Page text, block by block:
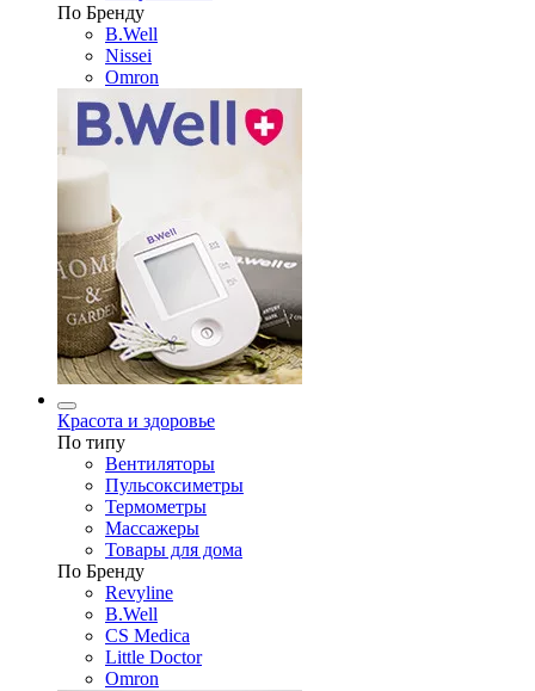
По Бренду
B.Well
Nissei
Omron
Красота и здоровье
По типу
Вентиляторы
Пульсоксиметры
Термометры
Массажеры
Товары для дома
По Бренду
Revyline
B.Well
CS Medica
Little Doctor
Omron